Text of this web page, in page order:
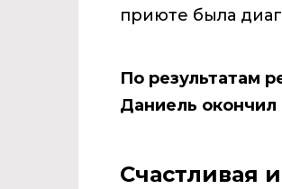
приюте была
По результатам
Даниель окончил
Счастливая